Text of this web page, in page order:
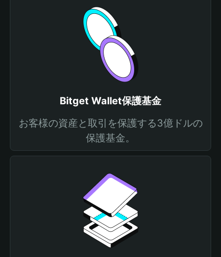
Bitget Wallet保護基金
お客様の資産と取引を保護する3億ドルの
保護基金。